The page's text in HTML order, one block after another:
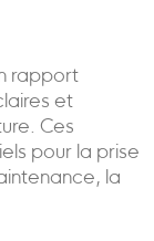
rapport
et
Ces
pour la prise
la